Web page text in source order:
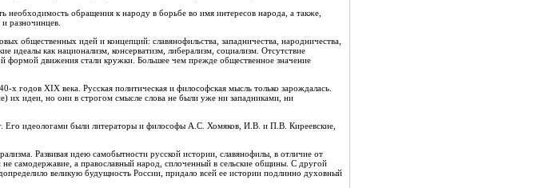
необходимость обращения к народу в борьбе во имя интересов народа, а также,
разночинцев.
общественных идей и концепций: славянофильства, западничества, народничества,
идеалы как национализм, консерватизм, либерализм, социализм. Отсутствие
формой движения стали кружки. Большее чем прежде общественное значение
годов ХIX века. Русская политическая и философская мысль только зарождалась.
их идеи, но они в строгом смысле слова не были уже ни западниками, ни
Его идеологами были литераторы и философы А.С. Хомяков, И.В. и П.В. Киреевские,
Развивая идею самобытности русской истории, славянофилы, в отличие от
самодержавие, а православный народ, сплоченный в сельские общины. С другой
великую будущность России, придало всей ее истории подлинно духовный